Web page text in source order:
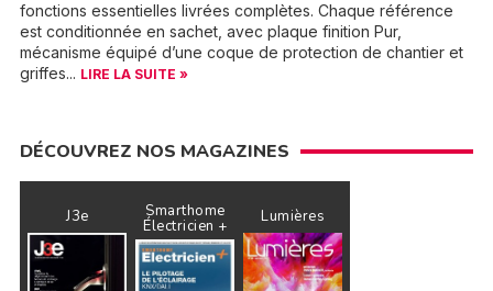
fonctions essentielles livrées complètes. Chaque référence
est conditionnée en sachet, avec plaque finition Pur,
mécanisme équipé d’une coque de protection de chantier et
griffes... LIRE LA SUITE »
DÉCOUVREZ NOS MAGAZINES
J3e Smarthome
Électricien + Lumières